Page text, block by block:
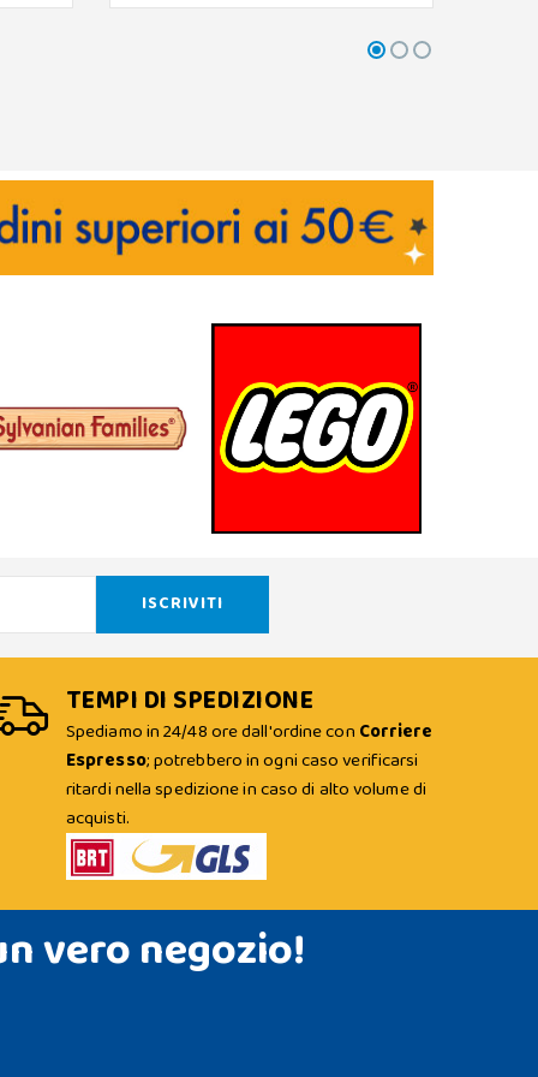
TEMPI DI SPEDIZIONE
Spediamo in 24/48 ore dall'ordine con Corriere
Espresso; potrebbero in ogni caso verificarsi
ritardi nella spedizione in caso di alto volume di
acquisti.
vero negozio!